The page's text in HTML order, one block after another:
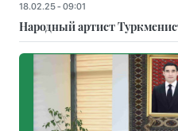
18.02.25 - 09:01
Народный артист